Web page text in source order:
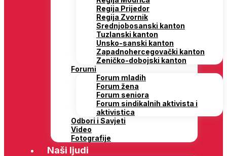
Regija Prijedor
Regija Zvornik
Srednjobosanski kanton
Tuzlanski kanton
Unsko-sanski kanton
Zapadnohercegovački kanton
Zeničko-dobojski kanton
Forumi
Forum mladih
Forum žena
Forum seniora
Forum sindikalnih aktivista i
aktivistica
Odbori i Savjeti
Video
Fotografije
Naši ljudi